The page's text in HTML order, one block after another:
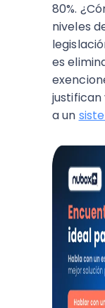
80%.
niveles
es
a un